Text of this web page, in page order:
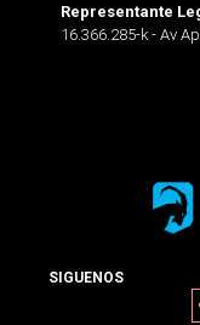
Representante
16.366.285-k - Av
SIGUENOS